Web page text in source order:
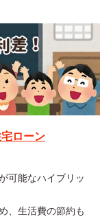
ローン
可能なハイブリッ
、生活費の節約も